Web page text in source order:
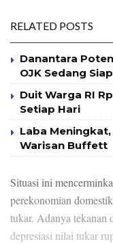
RELATED POSTS
Danantara
OJK Sedang
Duit Warga RI
Setiap Hari
Laba
Warisan Buffett
Situasi ini
perekonomian
tukar. Adanya tekanan
depresiasi nilai tukar